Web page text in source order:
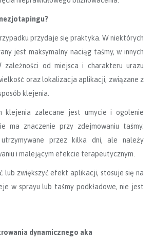
przydaje się praktyka. W niektórych
jest maksymalny naciąg taśmy, w innych
zależności od miejsca i charakteru urazu
oraz lokalizacja aplikacji, związane z
klejenia.
klejenia zalecane jest umycie i ogolenie
ma znaczenie przy zdejmowaniu taśmy.
przez kilka dni, ale należy
i malejącym efekcie terapeutycznym.
lub zwiększyć efekt aplikacji, stosuje się na
w sprayu lub taśmy podkładowe, nie jest
dynamicznego aka